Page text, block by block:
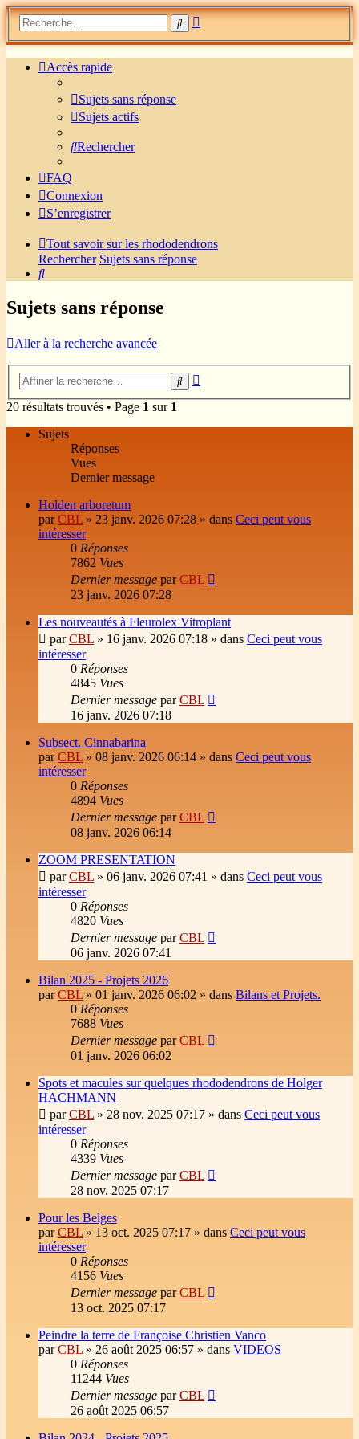
Rechercher
Recherche
Accès rapide
Sujets sans réponse
Sujets actifs
Rechercher
FAQ
Connexion
S’enregistrer
Tout savoir sur les rhododendrons
Rechercher Sujets sans réponse
Rechercher
Sujets sans réponse
Aller à la recherche avancée
Rechercher
20 résultats trouvés • Page 1 sur 1
Sujets
Réponses
Vues
Dernier message
Holden arboretum
parCBL » 23 janv. 2026 07:28 » dans Ceci peut vous
intéresser
0 Réponses
7862 Vues
Dernier message parCBL
23 janv. 2026 07:28
Les nouveautés à Fleurolex Vitroplant
parCBL » 16 janv. 2026 07:18 » dans Ceci peut vous
intéresser
0 Réponses
4845 Vues
Dernier message parCBL
16 janv. 2026 07:18
Subsect. Cinnabarina
parCBL » 08 janv. 2026 06:14 » dans Ceci peut vous
intéresser
0 Réponses
4894 Vues
Dernier message parCBL
08 janv. 2026 06:14
ZOOM PRESENTATION
parCBL » 06 janv. 2026 07:41 » dans Ceci peut vous
intéresser
0 Réponses
4820 Vues
Dernier message parCBL
06 janv. 2026 07:41
Bilan 2025 - Projets 2026
parCBL » 01 janv. 2026 06:02 » dans Bilans et Projets.
0 Réponses
7688 Vues
Dernier message parCBL
01 janv. 2026 06:02
Spots et macules sur quelques rhododendrons de Holger
HACHMANN
parCBL » 28 nov. 2025 07:17 » dans Ceci peut vous
intéresser
0 Réponses
4339 Vues
Dernier message parCBL
28 nov. 2025 07:17
Pour les Belges
parCBL » 13 oct. 2025 07:17 » dans Ceci peut vous
intéresser
0 Réponses
4156 Vues
Dernier message parCBL
13 oct. 2025 07:17
Peindre la terre de Françoise Christien Vanco
parCBL » 26 août 2025 06:57 » dans VIDEOS
0 Réponses
11244 Vues
Dernier message parCBL
26 août 2025 06:57